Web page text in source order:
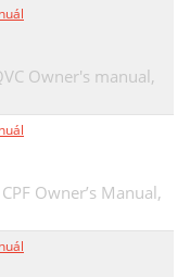
Owner's manual,
Owner’s Manual,